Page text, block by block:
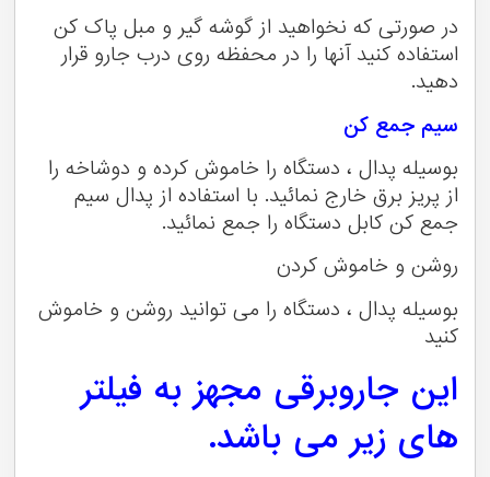
در صورتی که نخواهید از گوشه گیر و مبل پاک کن
استفاده کنید آنها را در محفظه روی درب جارو قرار
دهید.
سیم جمع کن
بوسیله پدال ، دستگاه را خاموش کرده و دوشاخه را
از پریز برق خارج نمائید. با استفاده از پدال سیم
جمع کن کابل دستگاه را جمع نمائید.
روشن و خاموش کردن
بوسیله پدال ، دستگاه را می توانید روشن و خاموش
کنید
این جاروبرقی مجهز به فیلتر
های زیر می باشد.